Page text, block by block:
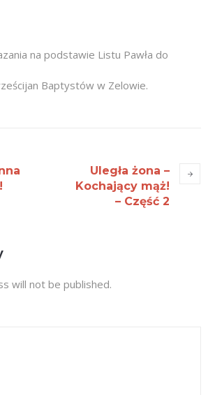
na podstawie Listu Pawła do
Baptystów w Zelowie.
Uległa żona –
Kochający mąż!
– Część 2
will not be published.